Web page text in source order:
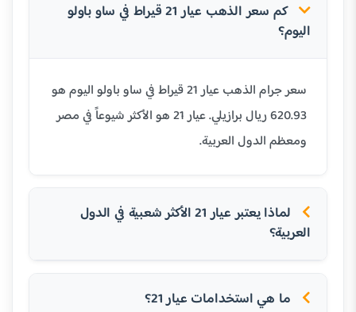
كم سعر الذهب عيار 21 قيراط في ساو باولو
اليوم؟
سعر جرام الذهب عيار 21 قيراط في ساو باولو اليوم هو
620.93 ريال برازيلي. عيار 21 هو الأكثر شيوعاً في مصر
ومعظم الدول العربية.
لماذا يعتبر عيار 21 الأكثر شعبية في الدول
العربية؟
ما هي استخدامات عيار 21؟